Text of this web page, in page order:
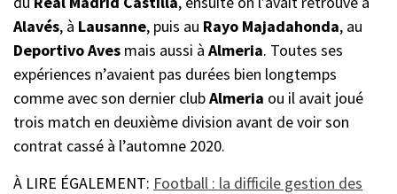
Alavés, à Lausanne, puis au Rayo Majadahonda, au
Deportivo Aves mais aussi à Almeria. Toutes ses
expériences n’avaient pas durées bien longtemps
comme avec son dernier clubAlmeria ou il avait joué
trois match en deuxième division avant de voir son
contrat cassé à l’automne 2020.
À LIRE ÉGALEMENT: Football : la difficile gestion des